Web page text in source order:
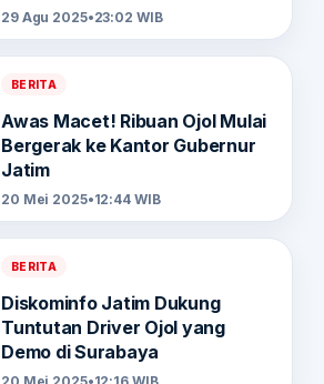
29 Agu 2025•23:02 WIB
BERITA
Awas Macet! Ribuan Ojol Mulai
Bergerak ke Kantor Gubernur
Jatim
20 Mei 2025•12:44 WIB
BERITA
Diskominfo Jatim Dukung
Tuntutan Driver Ojol yang
Demo di Surabaya